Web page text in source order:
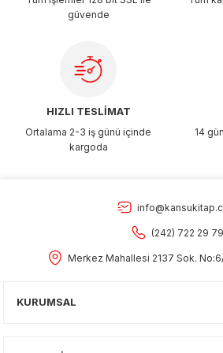
güvende
HIZLI TESLİMAT
Ortalama 2-3 iş günü içinde
kargoda
14
(242) 722 29 79
Merkez Mahallesi 2137 Sok.
KURUMSAL